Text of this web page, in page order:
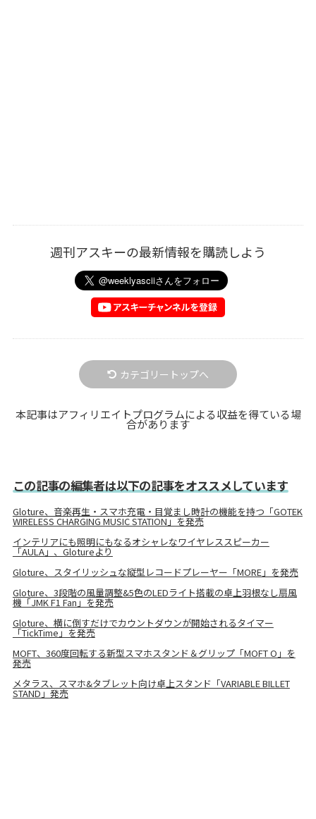
週刊アスキーの最新情報を購読しよう
カテゴリートップへ
本記事はアフィリエイトプログラムによる収益を得ている場
合があります
この記事の編集者は以下の記事をオススメしています
Gloture、音楽再生・スマホ充電・目覚まし時計の機能を持つ「GOTEK
WIRELESS CHARGING MUSIC STATION」を発売
インテリアにも照明にもなるオシャレなワイヤレススピーカー
「AULA」、Glotureより
Gloture、スタイリッシュな縦型レコードプレーヤー「MORE」を発売
Gloture、3段階の風量調整&5色のLEDライト搭載の卓上羽根なし扇風
機「JMK F1 Fan」を発売
Gloture、横に倒すだけでカウントダウンが開始されるタイマー
「TickTime」を発売
MOFT、360度回転する新型スマホスタンド＆グリップ「MOFT O」を
発売
メタラス、スマホ&タブレット向け卓上スタンド「VARIABLE BILLET
STAND」発売